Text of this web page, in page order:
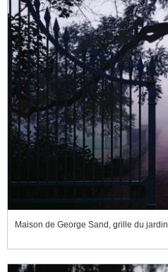
Maison de George Sand, grille du jardin